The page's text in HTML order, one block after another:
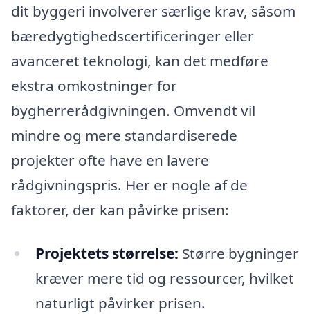
dit byggeri involverer særlige krav, såsom
bæredygtighedscertificeringer eller
avanceret teknologi, kan det medføre
ekstra omkostninger for
bygherrerådgivningen. Omvendt vil
mindre og mere standardiserede
projekter ofte have en lavere
rådgivningspris. Her er nogle af de
faktorer, der kan påvirke prisen:
Projektets størrelse: Større bygninger
kræver mere tid og ressourcer, hvilket
naturligt påvirker prisen.